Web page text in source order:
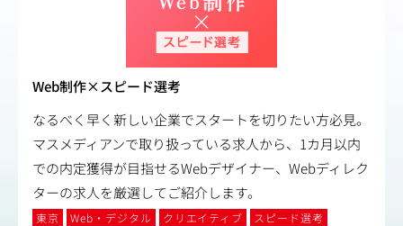
Web制作×スピード選考
なるべく早く新しい企業でスタートを切りたい方必見。
マスメディアンで取り扱っている求人から、1カ月以内
での内定獲得が目指せるWebデザイナー、Webディレク
ターの求人を厳選してご紹介します。
東京 Web・デジタル クリエイティブ スピード選考